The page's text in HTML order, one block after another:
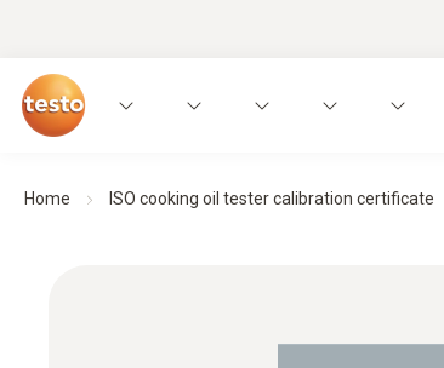
Home ISO cooking oil tester calibration certificate